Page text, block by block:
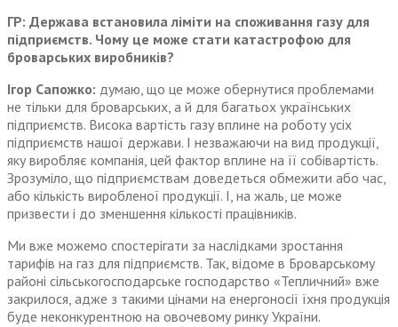
ГР: Держава встановила ліміти на споживання газу для
підприємств. Чому це може стати катастрофою для
броварських виробників?
Ігор Сапожко: думаю, що це може обернутися проблемами
не тільки для броварських, а й для багатьох українських
підприємств. Висока вартість газу вплине на роботу усіх
підприємств нашої держави. І незважаючи на вид продукції,
яку виробляє компанія, цей фактор вплине на її собівартість.
Зрозуміло, що підприємствам доведеться обмежити або час,
або кількість виробленої продукції. І, на жаль, це може
призвести і до зменшення кількості працівників.
Ми вже можемо спостерігати за наслідками зростання
тарифів на газ для підприємств. Так, відоме в Броварському
районі сільськогосподарське господарство «Тепличний» вже
закрилося, адже з такими цінами на енергоносії їхня продукція
буде неконкурентною на овочевому ринку України.